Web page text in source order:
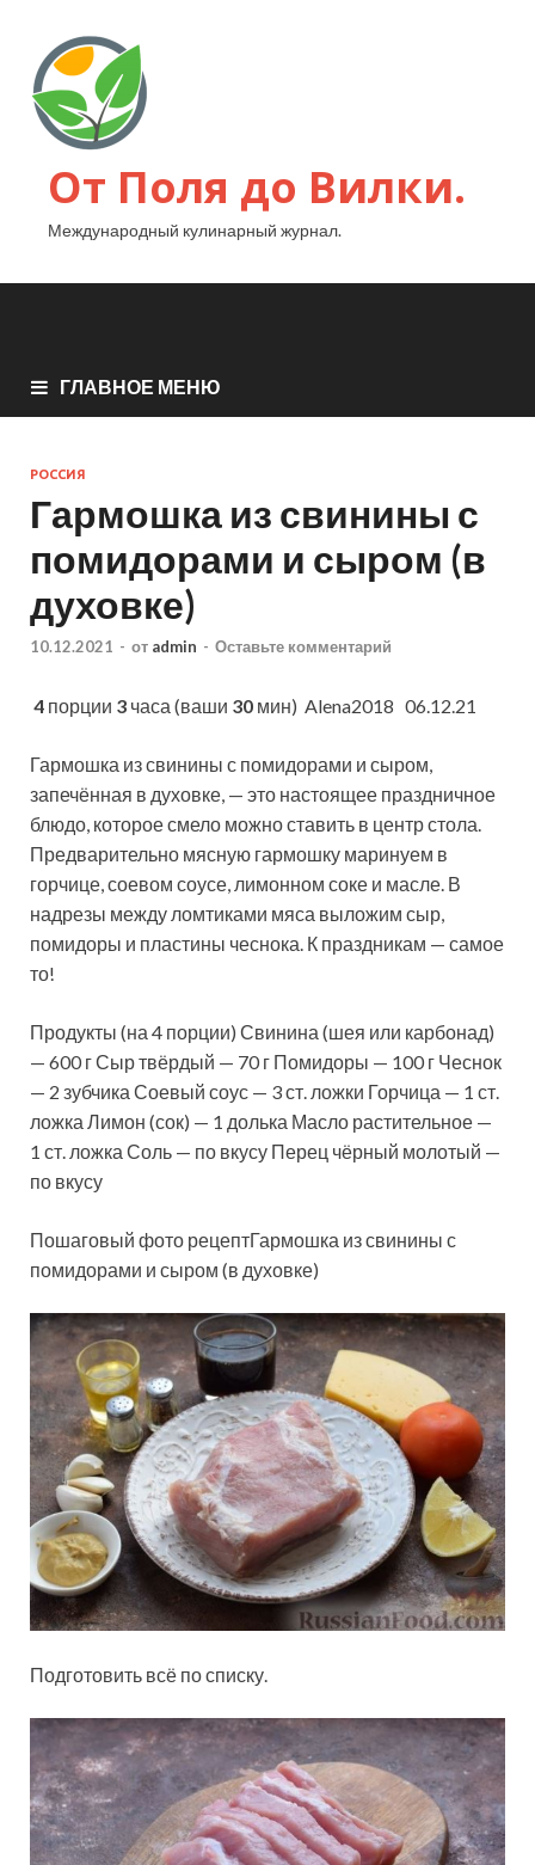
От Поля до Вилки.
Международный кулинарный журнал.
ГЛАВНОЕ МЕНЮ
РОССИЯ
Гармошка из свинины с
помидорами и сыром (в
духовке)
10.12.2021 - от admin - Оставьте комментарий
4 порции 3 часа (ваши 30 мин) Alena2018 06.12.21
Гармошка из свинины с помидорами и сыром,
запечённая в духовке, — это настоящее праздничное
блюдо, которое смело можно ставить в центр стола.
Предварительно мясную гармошку маринуем в
горчице, соевом соусе, лимонном соке и масле. В
надрезы между ломтиками мяса выложим сыр,
помидоры и пластины чеснока. К праздникам — самое
то!
Продукты (на 4 порции) Свинина (шея или карбонад)
— 600 г Сыр твёрдый — 70 г Помидоры — 100 г Чеснок
— 2 зубчика Соевый соус — 3 ст. ложки Горчица — 1 ст.
ложка Лимон (сок) — 1 долька Масло растительное —
1 ст. ложка Соль — по вкусу Перец чёрный молотый —
по вкусу
Пошаговый фото рецептГармошка из свинины с
помидорами и сыром (в духовке)
Подготовить всё по списку.